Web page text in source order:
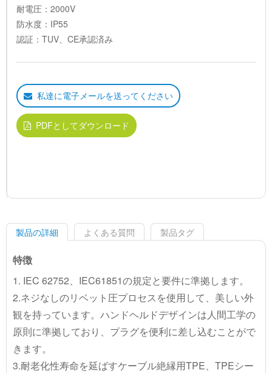
耐電圧：2000V
防水度：IP55
認証：TUV、CE承認済み
私達に電子メールを送ってください
PDFとしてダウンロード
製品の詳細 よくある質問 製品タグ
特徴
1. IEC 62752、IEC61851の規定と要件に準拠します。
2.ネジなしのリベット圧プロセスを使用して、美しい外
観を持っています。ハンドヘルドデザインは人間工学の
原則に準拠しており、プラグを便利に差し込むことがで
きます。
3.耐老化性寿命を延ばすケーブル絶縁用TPE、TPEシー